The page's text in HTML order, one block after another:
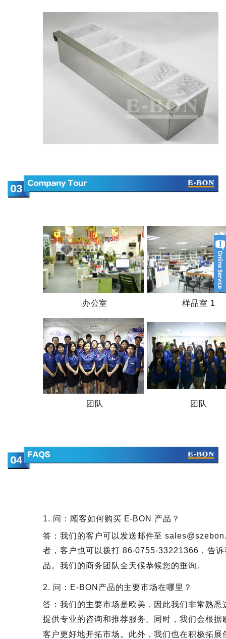
办公室 样品室 1
团队 团队
1. 问：顾客如何购买 E-BON 产品？
答：我们的客户可以发送邮件至
者，客户也可以拨打 86-0755-33221366，告
品。我们的商务团队全天候恭候您的垂询。
2. 问：E-BON产品的主要市场在哪里？
答：我们的主要市场是欧美，因此我们非常熟
提供专业的咨询和推荐服务。同时，我们会根
客户更好地开拓市场。此外，我们也在积极拓